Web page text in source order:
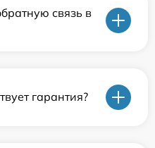
связь в
гарантия?